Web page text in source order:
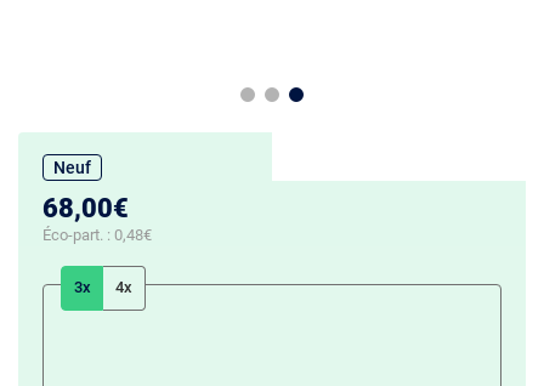
Neuf
68,00€
Éco-part. : 0,48€
3x 4x